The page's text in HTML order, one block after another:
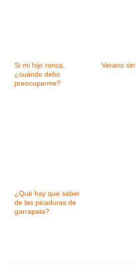
Si mi hijo ronca,
¿cuándo debo
preocuparme?
Verano
¿Qué hay que saber
de las picaduras de
garrapata?